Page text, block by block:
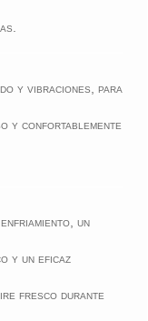
y vibraciones, para
y confortablemente
un
y un eficaz
fresco durante